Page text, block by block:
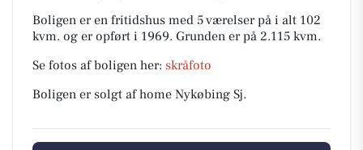
Boligen er en fritidshus med 5 værelser på i alt 102
kvm. og er opført i 1969. Grunden er på 2.115 kvm.
Se fotos af boligen her: skråfoto
Boligen er solgt af home Nykøbing Sj.